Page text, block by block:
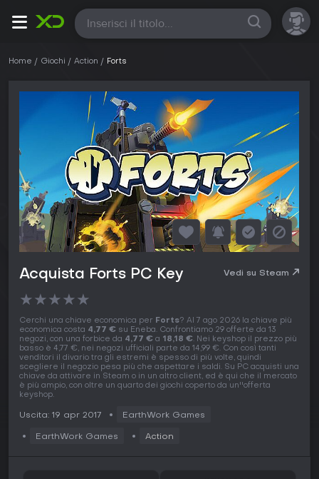
Tutte
Home Giochi Action Forts
Acquista Forts PC Key Vedi su Steam
★★★★★
Cerchi una chiave economica per Forts? Al 7 ago 2026 la chiave più
economica costa 4,77 € su Eneba. Confrontiamo 29 offerte da 13
negozi, con una forbice da 4,77 € a 18,18 €. Nei keyshop il prezzo più
basso è 4,77 €, nei negozi ufficiali parte da 14,99 €. Con così tanti
venditori il divario tra gli estremi è spesso di più volte, quindi
scegliere il negozio pesa più che aspettare i saldi. Su PC acquisti una
chiave da attivare in Steam o in un altro client, ed è qui che il mercato
è più ampio, con oltre un quarto dei giochi coperto da un''offerta
keyshop.
Uscita: 19 apr 2017 EarthWork Games
EarthWork Games Action